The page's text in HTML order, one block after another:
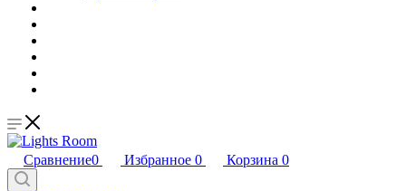
Сравнение0 Избранное 0 Корзина 0